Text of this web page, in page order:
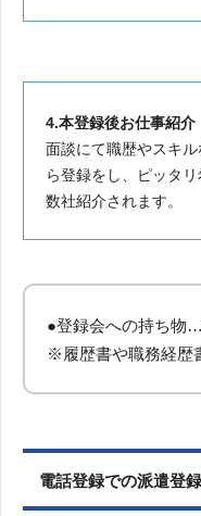
4.本登録後お仕事紹介
面談にて職歴やスキ
ら登録をし、ピッタ
数社紹介されます。
●登録会への持ち物
※履歴書や職務経歴
電話登録での派遣登